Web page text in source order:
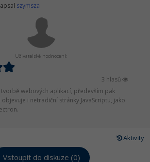
szymsza
Uživatelské hodnocení:
3 hlasů
webových aplikací, především pak
objevuje i netradiční stránky JavaScriptu, jako
Aktivity
Vstoupit do diskuze (0)